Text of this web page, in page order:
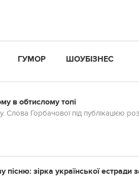
ГУМОР ШОУБІЗНЕС
в обтислому топі
Слова Горбачової під публікацією
зірка української естради